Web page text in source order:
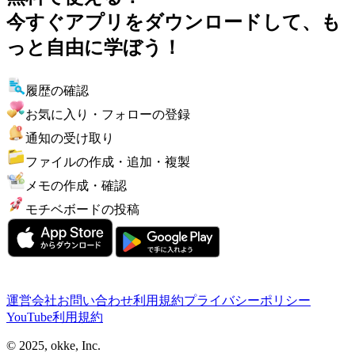
今すぐアプリをダウンロードして、も
っと自由に学ぼう！
履歴の確認
お気に入り・フォローの登録
通知の受け取り
ファイルの作成・追加・複製
メモの作成・確認
モチベボードの投稿
運営会社お問い合わせ利用規約プライバシーポリシー
YouTube利用規約
© 2025, okke, Inc.